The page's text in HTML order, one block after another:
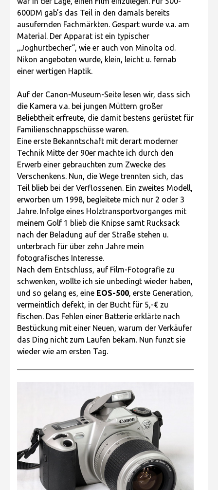
600DM gab’s das Teil in den damals bereits
ausufernden Fachmärkten. Gespart wurde v.a. am
Material. Der Apparat ist ein typischer
„Joghurtbecher“, wie er auch von Minolta od.
Nikon angeboten wurde, klein, leicht u. fernab
einer wertigen Haptik.
Auf der Canon-Museum-Seite lesen wir, dass sich
die Kamera v.a. bei jungen Müttern großer
Beliebtheit erfreute, die damit bestens gerüstet für
Familienschnappschüsse waren.
Eine erste Bekanntschaft mit derart moderner
Technik Mitte der 90er machte ich durch den
Erwerb einer gebrauchten zum Zwecke des
Verschenkens. Nun, die Wege trennten sich, das
Teil blieb bei der Verflossenen. Ein zweites Modell,
erworben um 1998, begleitete mich nur 2 oder 3
Jahre. Infolge eines Holztransportvorganges mit
meinem Golf 1 blieb die Knipse samt Rucksack
nach der Beladung auf der Straße stehen u.
unterbrach für über zehn Jahre mein
fotografisches Interesse.
Nach dem Entschluss, auf Film-Fotografie zu
schwenken, wollte ich sie unbedingt wieder haben,
und so gelang es, eine EOS-500, erste Generation,
vermeintlich defekt, in der Bucht für 5,-€ zu
fischen. Das Fehlen einer Batterie erklärte nach
Bestückung mit einer Neuen, warum der Verkäufer
das Ding nicht zum Laufen bekam. Nun funzt sie
wieder wie am ersten Tag.